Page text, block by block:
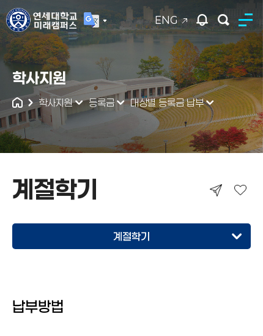
ENG
연세대학교
통합검색
학사지원
학사지원 등록금 대상별 등록금 납부
계절학기
계절학기
납부방법